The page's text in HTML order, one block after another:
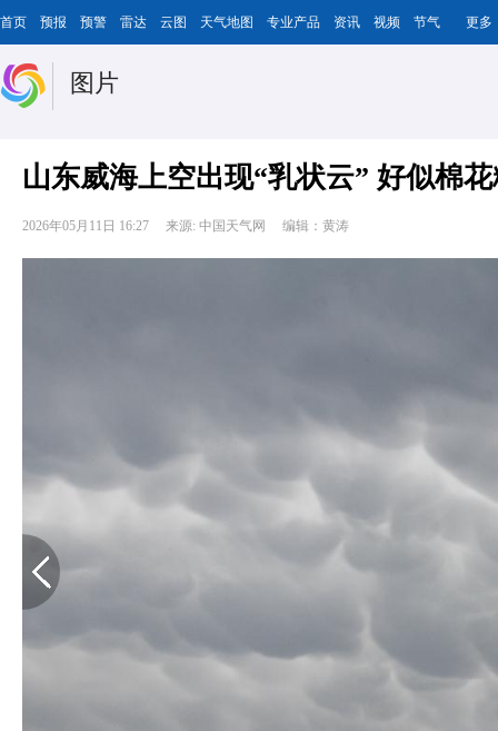
首页 预报 预警 雷达 云图 天气地图 专业产品 资讯 视频 节气 更多
图片
山东威海上空出现“乳状云” 好似棉
2026年05月11日 16:27 来源: 中国天气网 编辑：黄涛